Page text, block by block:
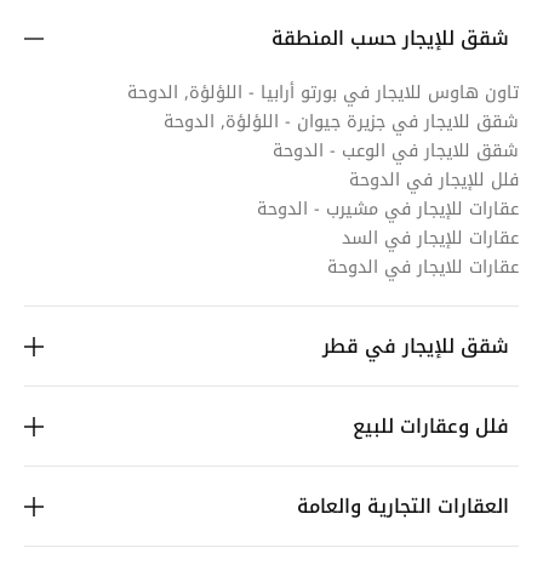
شقق للإيجار حسب المنطقة
تاون هاوس للايجار في بورتو أرابيا - اللؤلؤة, الدوحة
شقق للايجار في جزيرة جيوان - اللؤلؤة, الدوحة
شقق للايجار في الوعب - الدوحة
فلل للإيجار في الدوحة
عقارات للإيجار في مشيرب - الدوحة
عقارات للإيجار في السد
عقارات للايجار في الدوحة
شقق للإيجار في قطر
فلل وعقارات للبيع
العقارات التجارية والعامة